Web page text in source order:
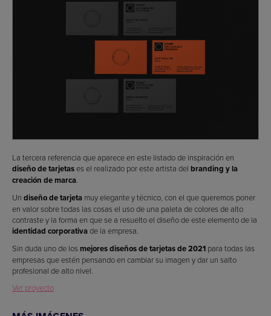
La tercera referencia que aparece en este listado de inspiración en
diseño de tarjetases el realizado por este artista del branding y la
creación de marca.
Un diseño de tarjeta muy elegante y técnico, con el que queremos poner
en valor sobre todas las cosas el uso de una paleta de colores de alto
contraste y la forma en que se a resuelto el diseño de este elemento de la
identidad corporativade la empresa.
Sin duda uno de los mejores diseños de tarjetas de 2021 para todas las
empresas que estén pensando en cambiar su imagen y dar un salto
profesional de alto nivel.
Ver proyecto